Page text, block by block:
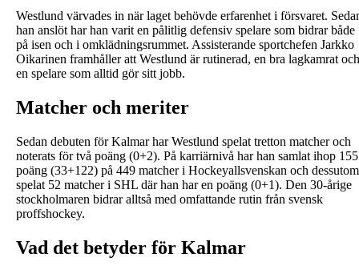
Westlund värvades in när laget behövde erfarenhet i försvaret.
han anslöt har han varit en pålitlig defensiv spelare som bidrar både
på isen och i omklädningsrummet. Assisterande sportchefen Jarkko
Oikarinen framhåller att Westlund är rutinerad, en bra lagkamrat och
en spelare som alltid gör sitt jobb.
Matcher och meriter
Sedan debuten för Kalmar har Westlund spelat tretton matcher och
noterats för två poäng (0+2). På karriärnivå har han samlat ihop 155
poäng (33+122) på 449 matcher i Hockeyallsvenskan och dessutom
spelat 52 matcher i SHL där han har en poäng (0+1). Den 30-årige
stockholmaren bidrar alltså med omfattande rutin från svensk
proffshockey.
Vad det betyder för Kalmar